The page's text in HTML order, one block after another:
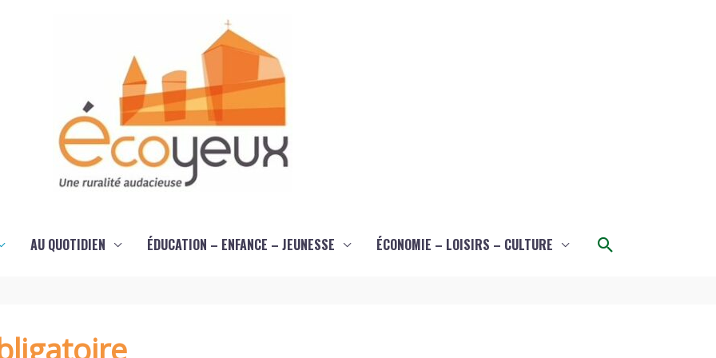
AU QUOTIDIEN ÉDUCATION – ENFANCE – JEUNESSE ÉCONOMIE – LOISIRS – CULTURE Rechercher